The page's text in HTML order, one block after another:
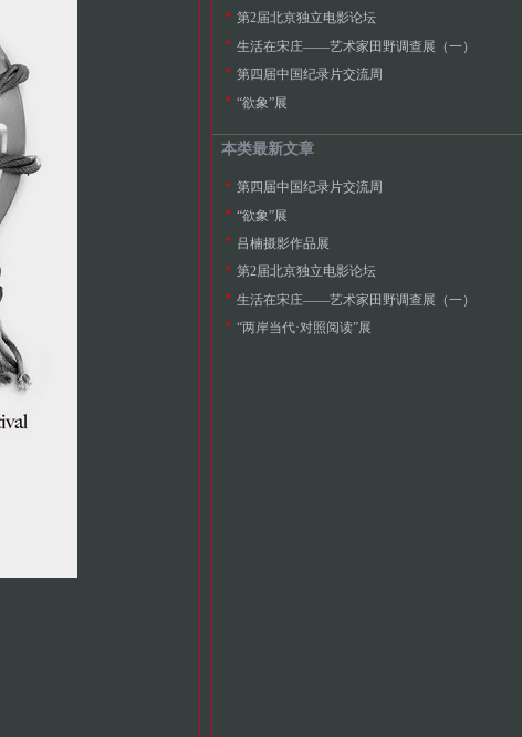
第2届北京独立电影论坛
生活在宋庄——艺术家田野调查展（一）
第四届中国纪录片交流周
“欲象”展
本类最新文章
第四届中国纪录片交流周
“欲象”展
吕楠摄影作品展
第2届北京独立电影论坛
生活在宋庄——艺术家田野调查展（一）
“两岸当代·对照阅读”展